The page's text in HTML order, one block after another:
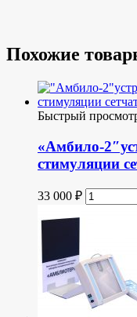
Похожие
Быстрый
«Aмбило-
стимуляции
33 000 ₽